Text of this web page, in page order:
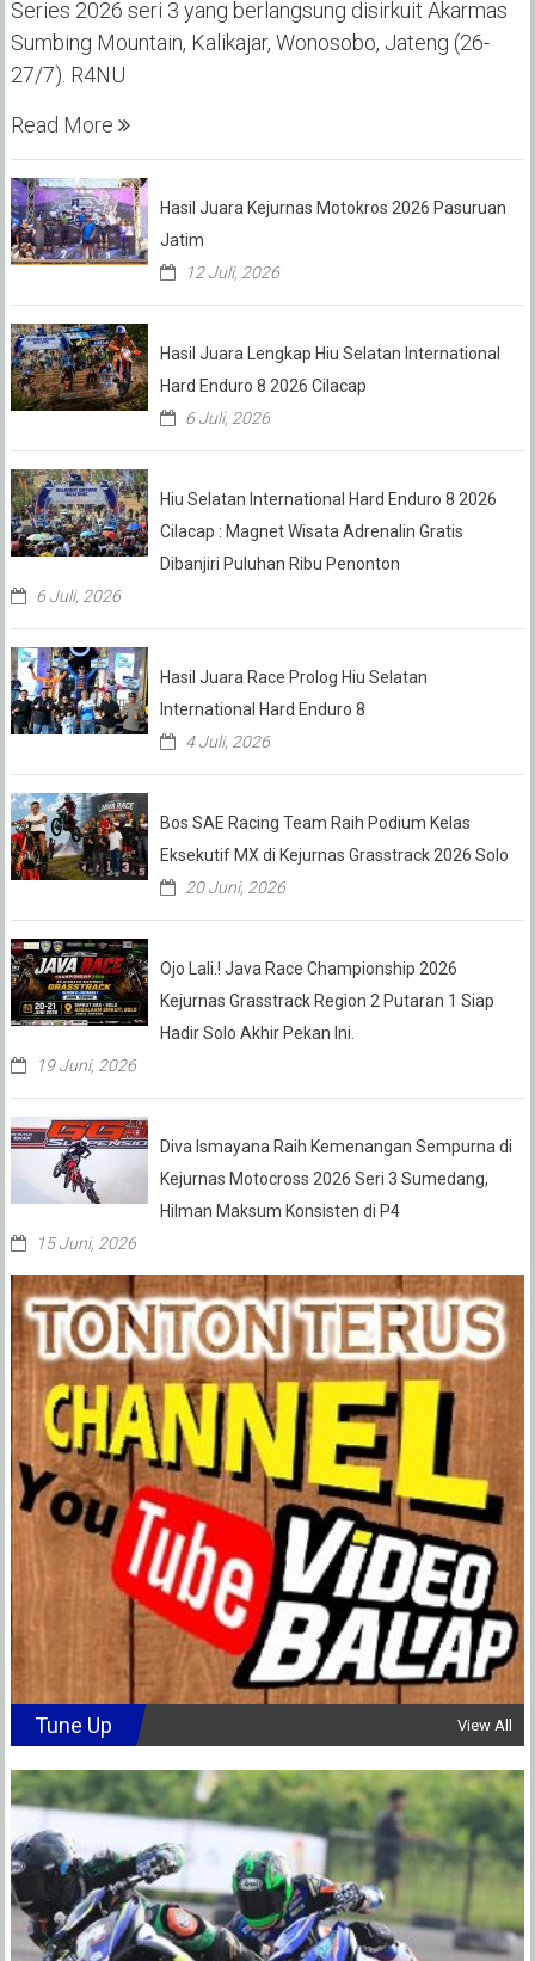
Series 2026 seri 3 yang berlangsung disirkuit Akarmas
Sumbing Mountain, Kalikajar, Wonosobo, Jateng (26-
27/7). R4NU
Read More
Hasil Juara Kejurnas Motokros 2026 Pasuruan
Jatim
12 Juli, 2026
Hasil Juara Lengkap Hiu Selatan International
Hard Enduro 8 2026 Cilacap
6 Juli, 2026
Hiu Selatan International Hard Enduro 8 2026
Cilacap : Magnet Wisata Adrenalin Gratis
Dibanjiri Puluhan Ribu Penonton
6 Juli, 2026
Hasil Juara Race Prolog Hiu Selatan
International Hard Enduro 8
4 Juli, 2026
Bos SAE Racing Team Raih Podium Kelas
Eksekutif MX di Kejurnas Grasstrack 2026 Solo
20 Juni, 2026
Ojo Lali.! Java Race Championship 2026
Kejurnas Grasstrack Region 2 Putaran 1 Siap
Hadir Solo Akhir Pekan Ini.
19 Juni, 2026
Diva Ismayana Raih Kemenangan Sempurna di
Kejurnas Motocross 2026 Seri 3 Sumedang,
Hilman Maksum Konsisten di P4
15 Juni, 2026
Tune Up View All